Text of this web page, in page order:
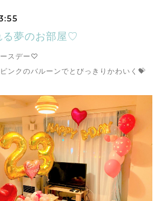
る夢のお部屋♡
スデー♡
ンクのバルーンでとびっきりかわいく💝